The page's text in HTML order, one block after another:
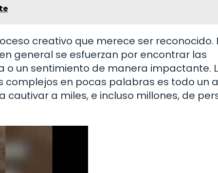
creativo que merece ser reconocido.
general se esfuerzan por encontrar las
un sentimiento de manera impactante.
en pocas palabras es todo un
a miles, e incluso millones, de